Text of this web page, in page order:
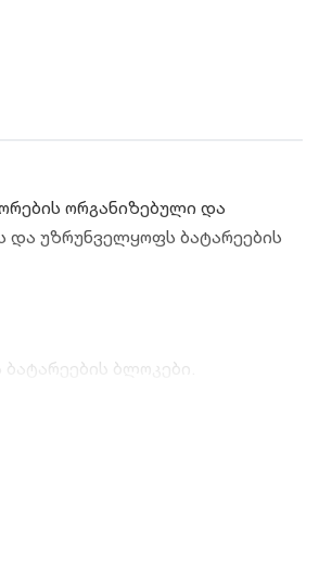
ორგანიზებული და
და უზრუნველყოფს ბატარეების
ბლოკები.
შემოწმება.